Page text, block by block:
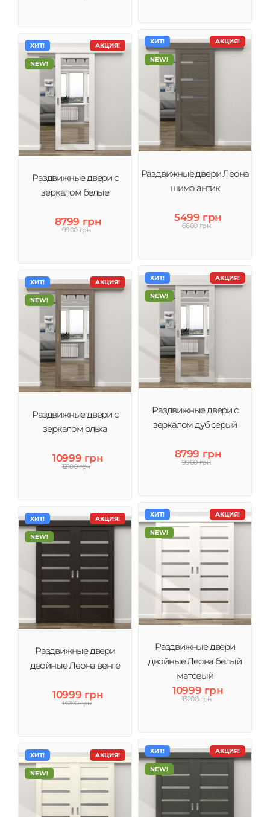
АКЦИЯ!
ХИТ!
NEW!
Раздвижные двери Леона
шимо антик
5499 грн
6600 грн
АКЦИЯ!
ХИТ!
NEW!
Раздвижные двери с
зеркалом белые
8799 грн
9900 грн
АКЦИЯ!
ХИТ!
NEW!
Раздвижные двери с
зеркалом дуб серый
8799 грн
9900 грн
АКЦИЯ!
ХИТ!
NEW!
Раздвижные двери с
зеркалом ольха
10999 грн
12100 грн
АКЦИЯ!
ХИТ!
NEW!
Раздвижные двери
двойные Леона белый
матовый
10999 грн
13200 грн
АКЦИЯ!
ХИТ!
NEW!
Раздвижные двери
двойные Леона венге
10999 грн
13200 грн
АКЦИЯ!
ХИТ!
NEW!
АКЦИЯ!
ХИТ!
NEW!